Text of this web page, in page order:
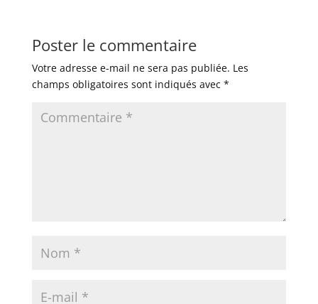
Poster le commentaire
Votre adresse e-mail ne sera pas publiée. Les
champs obligatoires sont indiqués avec *